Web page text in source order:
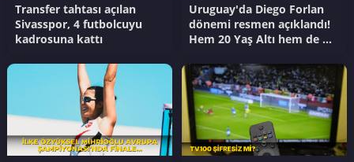
Transfer tahtası açılan
Sivasspor, 4 futbolcuyu
kadrosuna kattı
Uruguay'da Diego Forlan
dönemi resmen açıklandı!
Hem 20 Yaş Altı hem de A